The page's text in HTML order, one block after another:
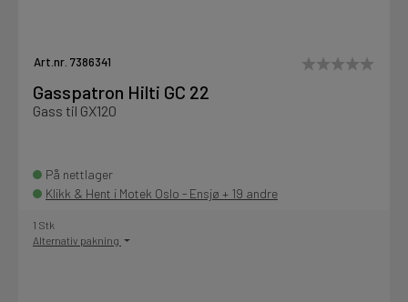
Art.nr. 7386341
Gasspatron Hilti GC 22
Gass til GX120
På nettlager
Klikk & Hent i Motek Oslo - Ensjø + 19 andre
1 Stk
Alternativ pakning